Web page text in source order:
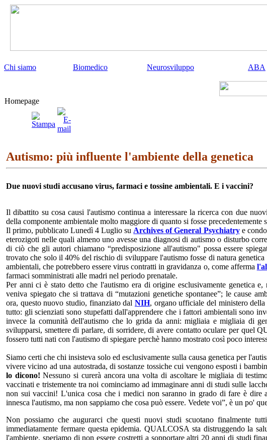
Chi siamo Biomedico Neurosviluppo ABA
Homepage
Autismo: più influente l'ambiente della genetica
Due nuovi studi accusano virus, farmaci e tossine ambientali. E i vaccini?
Il dibattito su cosa causi l'autismo continua a interessare la ricerca con due
della componente ambientale molto maggiore di quanto si fosse precedentemente s
Il primo, pubblicato Lunedì 4 Luglio su Archives of General Psychiatrye
eterozigoti nelle quali almeno uno avesse una diagnosi di autismo o disturbo
di ciò che gli autori chiamano “predisposizione all'autismo" possa essere
trovato che solo il 40% del rischio di sviluppare l'autismo fosse di natura
ambientali, che potrebbero essere virus contratti in gravidanza o, come afferma
farmaci somministrati alle madri nel periodo prenatale.
Per anni ci è stato detto che l'autismo era di origine esclusivamente genetica
veniva spiegato che si trattava di “mutazioni genetiche spontanee”; le cause
ora, questo nuovo studio, finanziato dal NIH, organo ufficiale del ministero
tutto: gli scienziati sono stupefatti dall'apprendere che i fattori ambientali sono
invece la comunità dell'autismo che lo grida da anni: migliaia e migliaia di
svilupparsi, smettere di parlare, di sorridere, di avere contatto oculare per quel
fossero tutti nati con l'autismo di spiegare perchè hanno mostrato così poco
Siamo certi che chi insisteva solo ed esclusivamente sulla causa genetica per
vivere vicino ad una autostrada, di sostanze tossiche cui vengono esposti i
lo dicono!Nessuno si curerà ancora una volta di ascoltare le migliaia di
vaccinati e tristemente tra noi cominciamo ad immaginare anni di studi sulle
non sui vaccini!L'unica cosa che i medici non saranno in grado di fare è dire
innesca l'autismo, ma non sappiamo che cosa può essere. Vedete voi”, è un po'
Non possiamo che augurarci che questi nuovi studi scuotano finalmente
immediatamente fermare questa epidemia. QUALCOSA sta distruggendo la
l'ambiente, speriamo di non essere costretti a sopportare altri 20 anni di studi